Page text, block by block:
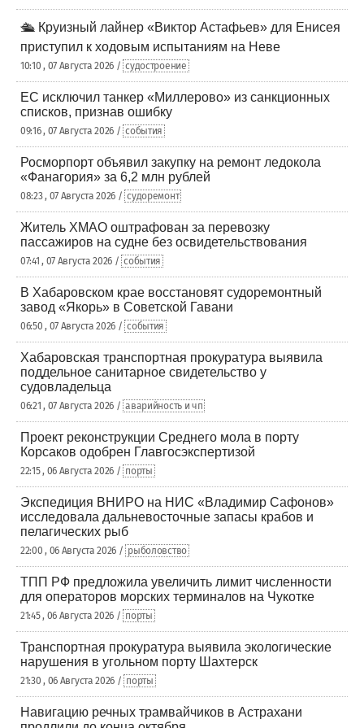
🛳️ Круизный лайнер «Виктор Астафьев» для Енисея
приступил к ходовым испытаниям на Неве
10:10 , 07 Августа 2026 / судостроение
ЕС исключил танкер «Миллерово» из санкционных
списков, признав ошибку
09:16 , 07 Августа 2026 / события
Росморпорт объявил закупку на ремонт ледокола
«Фанагория» за 6,2 млн рублей
08:23 , 07 Августа 2026 / судоремонт
Житель ХМАО оштрафован за перевозку
пассажиров на судне без освидетельствования
07:41 , 07 Августа 2026 / события
В Хабаровском крае восстановят судоремонтный
завод «Якорь» в Советской Гавани
06:50 , 07 Августа 2026 / события
Хабаровская транспортная прокуратура выявила
поддельное санитарное свидетельство у
судовладельца
06:21 , 07 Августа 2026 / аварийность и чп
Проект реконструкции Среднего мола в порту
Корсаков одобрен Главгосэкспертизой
22:15 , 06 Августа 2026 / порты
Экспедиция ВНИРО на НИС «Владимир Сафонов»
исследовала дальневосточные запасы крабов и
пелагических рыб
22:00 , 06 Августа 2026 / рыболовство
ТПП РФ предложила увеличить лимит численности
для операторов морских терминалов на Чукотке
21:45 , 06 Августа 2026 / порты
Транспортная прокуратура выявила экологические
нарушения в угольном порту Шахтерск
21:30 , 06 Августа 2026 / порты
Навигацию речных трамвайчиков в Астрахани